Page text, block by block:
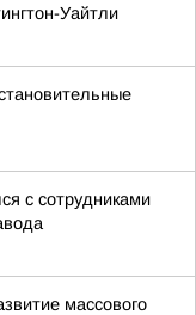
Уайтли
с сотрудниками
массового